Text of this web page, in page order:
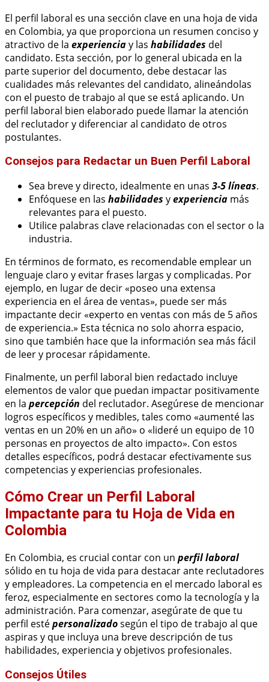
El perfil laboral es una sección clave en una hoja de vida
en Colombia, ya que proporciona un resumen conciso y
atractivo de la experienciay las habilidades del
candidato. Esta sección, por lo general ubicada en la
parte superior del documento, debe destacar las
cualidades más relevantes del candidato, alineándolas
con el puesto de trabajo al que se está aplicando. Un
perfil laboral bien elaborado puede llamar la atención
del reclutador y diferenciar al candidato de otros
postulantes.
Consejos para Redactar un Buen Perfil Laboral
Sea breve y directo, idealmente en unas 3-5 líneas.
Enfóquese en las habilidades yexperiencia más
relevantes para el puesto.
Utilice palabras clave relacionadas con el sector o la
industria.
En términos de formato, es recomendable emplear un
lenguaje claro y evitar frases largas y complicadas. Por
ejemplo, en lugar de decir «poseo una extensa
experiencia en el área de ventas», puede ser más
impactante decir «experto en ventas con más de 5 años
de experiencia.» Esta técnica no solo ahorra espacio,
sino que también hace que la información sea más fácil
de leer y procesar rápidamente.
Finalmente, un perfil laboral bien redactado incluye
elementos de valor que puedan impactar positivamente
en la percepción del reclutador. Asegúrese de mencionar
logros específicos y medibles, tales como «aumenté las
ventas en un 20% en un año» o «lideré un equipo de 10
personas en proyectos de alto impacto». Con estos
detalles específicos, podrá destacar efectivamente sus
competencias y experiencias profesionales.
Cómo Crear un Perfil Laboral
Impactante para tu Hoja de Vida en
Colombia
En Colombia, es crucial contar con un perfil laboral
sólido en tu hoja de vida para destacar ante reclutadores
y empleadores. La competencia en el mercado laboral es
feroz, especialmente en sectores como la tecnología y la
administración. Para comenzar, asegúrate de que tu
perfil estépersonalizadosegún el tipo de trabajo al que
aspiras y que incluya una breve descripción de tus
habilidades, experiencia y objetivos profesionales.
Consejos Útiles